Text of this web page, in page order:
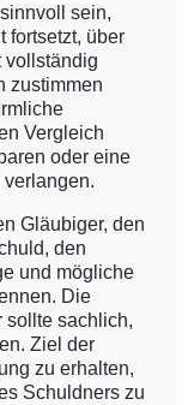
sein,
fortsetzt, über
vollständig
zustimmen
Vergleich
oder eine
Gläubiger, den
den
und mögliche
Die
sollte sachlich,
Ziel der
zu erhalten,
Schuldners zu